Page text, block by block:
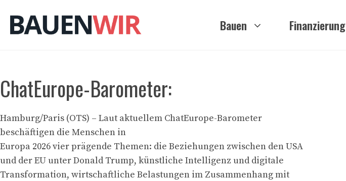
Inhalt
springen
Bauen Finanzierung
ChatEurope-Barometer:
Hamburg/Paris (OTS) – Laut aktuellem ChatEurope-Barometer
beschäftigen die Menschen in
Europa 2026 vier prägende Themen: die Beziehungen zwischen den USA
und der EU unter Donald Trump, künstliche Intelligenz und digitale
Transformation, wirtschaftliche Belastungen im Zusammenhang mit